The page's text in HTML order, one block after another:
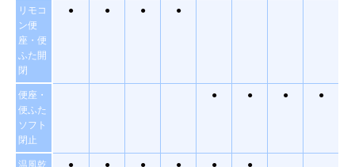
リモコ
ン便
座・便
ふた開
閉
● ● ● ●
便座・
便ふた
ソフト
閉止
● ● ● ●
温風乾
● ● ● ● ● ●